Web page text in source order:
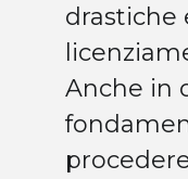
drastiche
Anche in